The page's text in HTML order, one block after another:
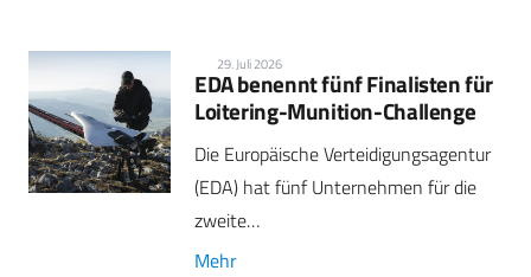
29. Juli 2026
EDA benennt fünf Finalisten für
Loitering-Munition-Challenge
Die Europäische Verteidigungsagentur
(EDA) hat fünf Unternehmen für die
zweite…
Mehr